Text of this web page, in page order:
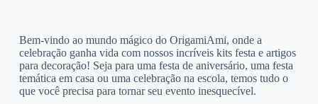
Bem-vindo ao mundo mágico do OrigamiAmi, onde a
celebração ganha vida com nossos incríveis kits festa e artigos
para decoração! Seja para uma festa de aniversário, uma festa
temática em casa ou uma celebração na escola, temos tudo o
que você precisa para tornar seu evento inesquecível.